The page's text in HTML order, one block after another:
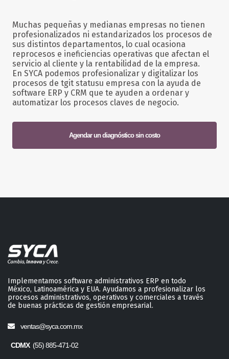
Muchas pequeñas y medianas empresas no tienen
profesionalizados ni estandarizados los procesos de
sus distintos departamentos, lo cual ocasiona
reprocesos e ineficiencias operativas que afectan el
servicio al cliente y la rentabilidad de la empresa.
En SYCA podemos profesionalizar y digitalizar los
procesos de tgit statusu empresa con la ayuda de
software ERP y CRM que te ayuden a ordenar y
automatizar los procesos claves de negocio.
Agendar un diagnóstico sin costo
Implementamos software administrativos ERP en todo
México, Latinoamérica y EUA. Ayudamos a profesionalizar los
procesos administrativos, operativos y comerciales a través
de buenas prácticas de gestión empresarial.
ventas@syca.com.mx
CDMX(55) 885-471-02